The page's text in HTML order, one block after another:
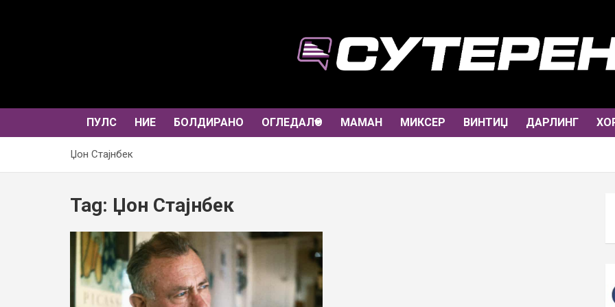
ПУЛС НИЕ БОЛДИРАНО ОГЛЕДАЛО МАМАН МИКСЕР ВИНТИЏ ДАРЛИНГ
Џон Стајнбек
Tag: Џон Стајнбек